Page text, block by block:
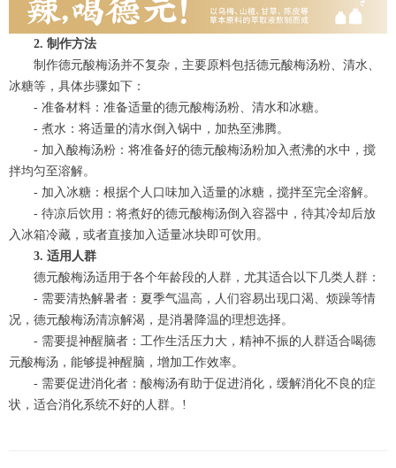
2. 制作方法
制作德元酸梅汤并不复杂，主要原料包括德元酸梅汤粉、清水、
冰糖等，具体步骤如下：
- 准备材料：准备适量的德元酸梅汤粉、清水和冰糖。
- 煮水：将适量的清水倒入锅中，加热至沸腾。
- 加入酸梅汤粉：将准备好的德元酸梅汤粉加入煮沸的水中，搅
拌均匀至溶解。
- 加入冰糖：根据个人口味加入适量的冰糖，搅拌至完全溶解。
- 待凉后饮用：将煮好的德元酸梅汤倒入容器中，待其冷却后放
入冰箱冷藏，或者直接加入适量冰块即可饮用。
3. 适用人群
德元酸梅汤适用于各个年龄段的人群，尤其适合以下几类人群：
- 需要清热解暑者：夏季气温高，人们容易出现口渴、烦躁等情
况，德元酸梅汤清凉解渴，是消暑降温的理想选择。
- 需要提神醒脑者：工作生活压力大，精神不振的人群适合喝德
元酸梅汤，能够提神醒脑，增加工作效率。
- 需要促进消化者：酸梅汤有助于促进消化，缓解消化不良的症
状，适合消化系统不好的人群。!